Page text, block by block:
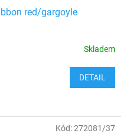
red/gargoyle
Skladem
DETAIL
Kód:272081/37